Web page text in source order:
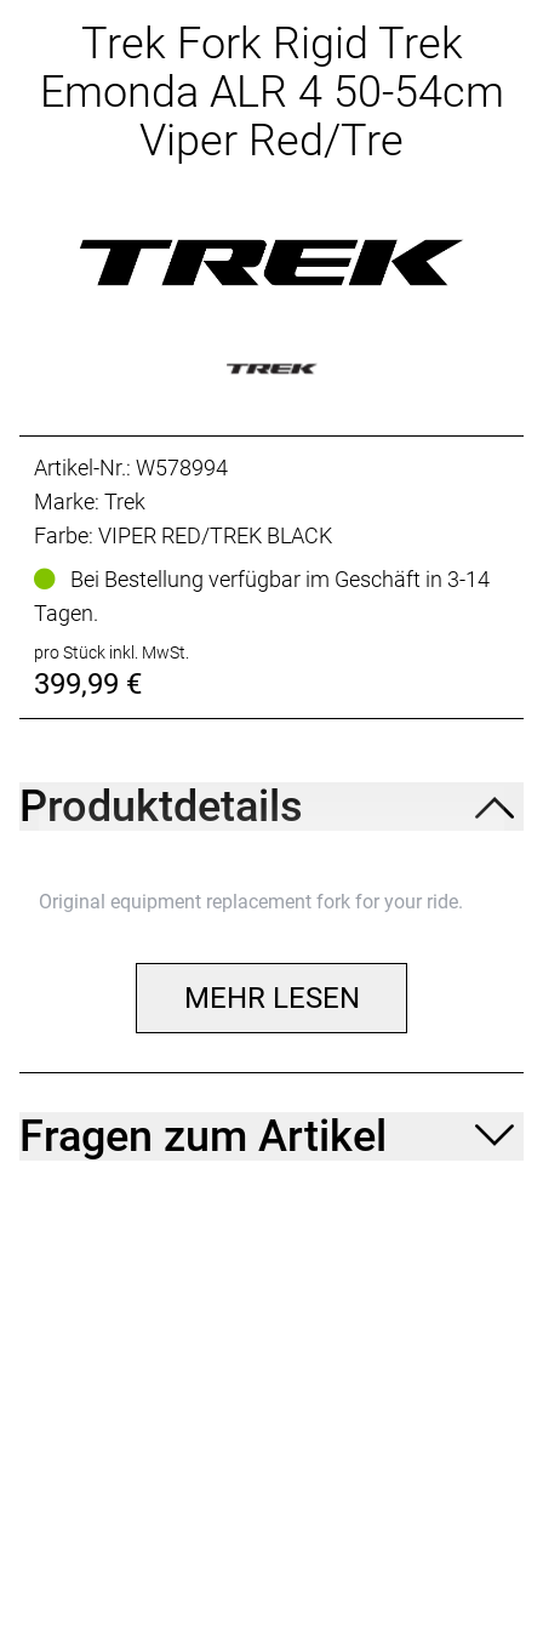
Trek Fork Rigid Trek
Emonda ALR 4 50-54cm
Viper Red/Tre
Artikel-Nr.: W578994
Marke: Trek
Farbe: VIPER RED/TREK BLACK
Bei Bestellung verfügbar im Geschäft in 3-14
Tagen.
pro Stück inkl. MwSt.
399,99 €
Produktdetails
Original equipment replacement fork for your ride.
MEHR LESEN
Fragen zum Artikel